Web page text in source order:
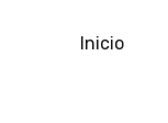
Inicio